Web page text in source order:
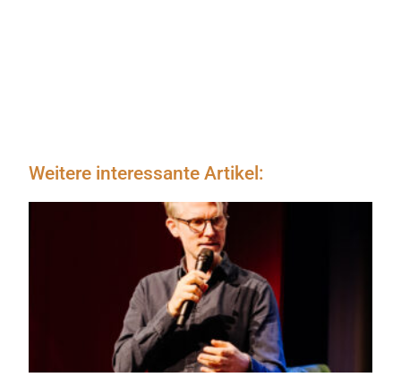
Weitere interessante Artikel: